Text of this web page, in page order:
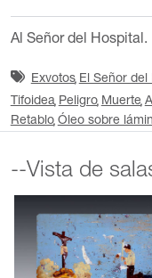
Al Señor del Hospital.
Exvotos El Señor del
Tifoidea Peligro Muerte
Retablo Óleo sobre
--Vista de